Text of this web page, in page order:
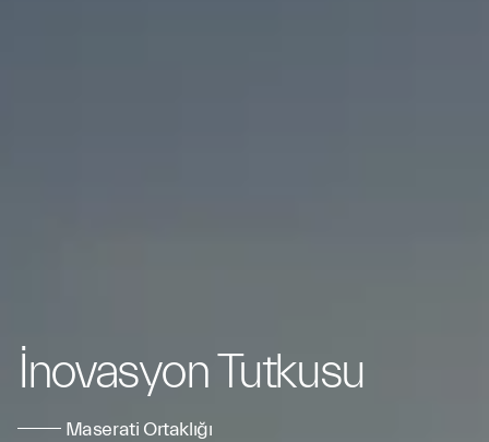
İnovasyon Tutkusu
Maserati Ortaklığı